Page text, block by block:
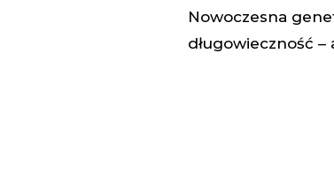
Nowoczesna
długowieczność